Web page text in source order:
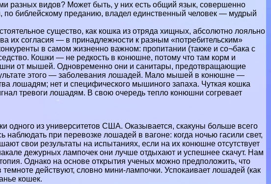
разных видов? Может быть, у них есть общий язык, совершенно
библейскому преданию, владел единственный человек — мудрый
существо, как кошка из отряда хищных, абсолютно лояльно
их согласия — в принадлежности к разным «потребительским»
в самом жизненно важном: пропитании (также и со¬бака с
Кошки — не редкость в конюшне, потому что там корм и
от мышей. Одновременно они и санитары, предотвращающие
этого — заболевания лошадей. Мало мышей в конюшне —
лошадям; нет и специфического мышиного запаха. Чуткая кошка
тревоги лошадям. В свою очередь тепло конюшни согревает
одного из университетов США. Оказывается, скакуны больше всего
при перевозке лошадей в вагоне: когда ночью гасили свет,
свои результаты на испытаниях, если на их конюшне отсутствует
дежурных лампочек они лучше отдыхают и успешнее скачут. Нам
Однако на основе открытия ученых можно предположить, что
действуют, словно мини-лампочки. Успокаивает лошадей (как
кошек.